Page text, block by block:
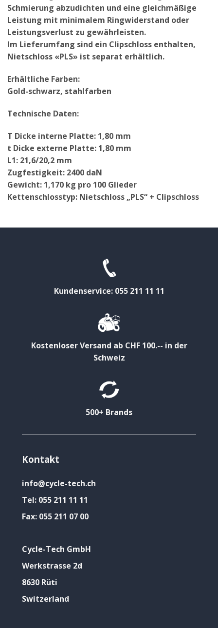
Schmierung abzudichten und eine gleichmäßige
Leistung mit minimalem Ringwiderstand oder
Leistungsverlust zu gewährleisten.
Im Lieferumfang sind ein Clipschloss enthalten,
Nietschloss «PLS» ist separat erhältlich.
Erhältliche Farben:
Gold-schwarz, stahlfarben
Technische Daten:
T Dicke interne Platte: 1,80 mm
t Dicke externe Platte: 1,80 mm
L1: 21,6/20,2 mm
Zugfestigkeit: 2400 daN
Gewicht: 1,170 kg pro 100 Glieder
Kettenschlosstyp: Nietschloss „PLS“ + Clipschloss
Kundenservice: 055 211 11 11
Kostenloser Versand ab CHF 100.-- in der
Schweiz
500+ Brands
Kontakt
info@cycle-tech.ch
Tel: 055 211 11 11
Fax: 055 211 07 00
Cycle-Tech GmbH
Werkstrasse 2d
8630 Rüti
Switzerland